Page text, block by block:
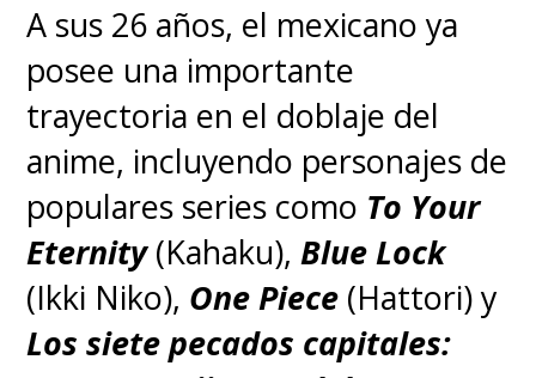
A sus 26 años, el mexicano ya
posee una importante
trayectoria en el doblaje del
anime, incluyendo personajes de
populares series como To Your
Eternity(Kahaku),Blue Lock
(Ikki Niko), One Piece (Hattori) y
Los siete pecados capitales: